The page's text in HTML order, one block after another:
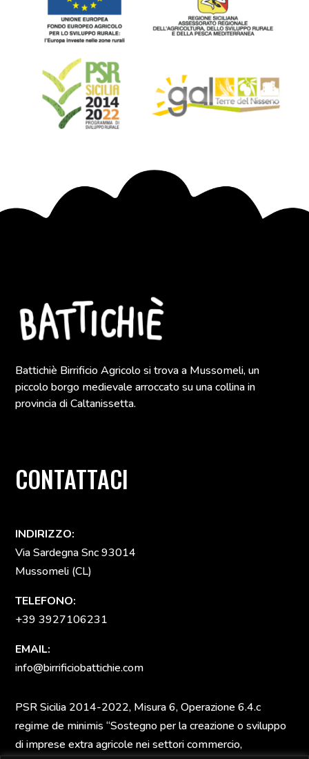
Battichiè Birrificio Agricolo si trova a Mussomeli, un
piccolo borgo medievale arroccato su una collina in
provincia di Caltanissetta.
CONTATTACI
INDIRIZZO:
Via Sardegna Snc 93014
Mussomeli (CL)
TELEFONO:
+39 3927106231
EMAIL:
info@birrificiobattichie.com
PSR Sicilia 2014-2022, Misura 6, Operazione 6.4.c
regime de minimis “Sostegno per la creazione o sviluppo
di imprese extra agricole nei settori commercio,